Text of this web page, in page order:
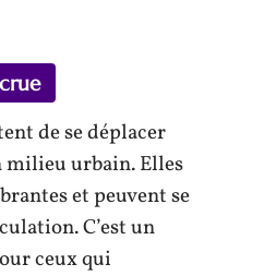
de se déplacer
urbain. Elles
et peuvent se
C’est un
ceux qui